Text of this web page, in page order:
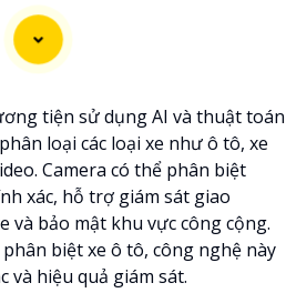
thay đổi một cách dễ dàng
hoặc máy tính. với góc quay
bỏ sót bất kỳ chi tiết nào
mọi điều kiện thời tiết khắc
ngôi nhà, cửa hàng hoặc văn
wifi thân ngoài trời này."
tiện sử dụng AI và thuật toán
loại các loại xe như ô tô, xe
Camera có thể phân biệt
xác, hỗ trợ giám sát giao
và bảo mật khu vực công cộng.
biệt xe ô tô, công nghệ này
và hiệu quả giám sát.